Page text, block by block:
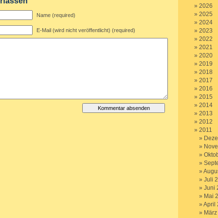
Name (required)
E-Mail (wird nicht veröffentlicht) (required)
2026
2025
2024
2023
2022
2021
2020
2019
2018
2017
2016
2015
2014
2013
2012
2011
Juli
Juni
Mai
April